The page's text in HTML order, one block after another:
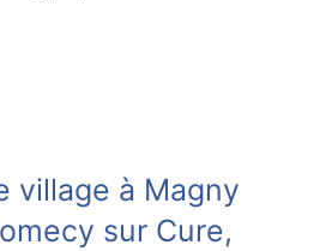
village à Magny
sur Cure,